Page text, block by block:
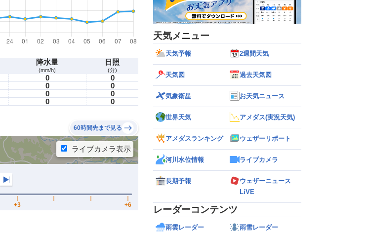
降水量
(mm/h)
日照
(分)
0
0
0
0
0
0
0 0
60時間先まで見る
天気メニュー
天気予報 2週間天気
天気図 過去天気図
気象衛星 お天気ニュース
世界天気 アメダス(実況天気)
アメダスランキング ウェザーリポート
河川水位情報 ライブカメラ
長期予報
ウェザーニュース
LiVE
レーダーコンテンツ
雨雲レーダー 雨雪レーダー